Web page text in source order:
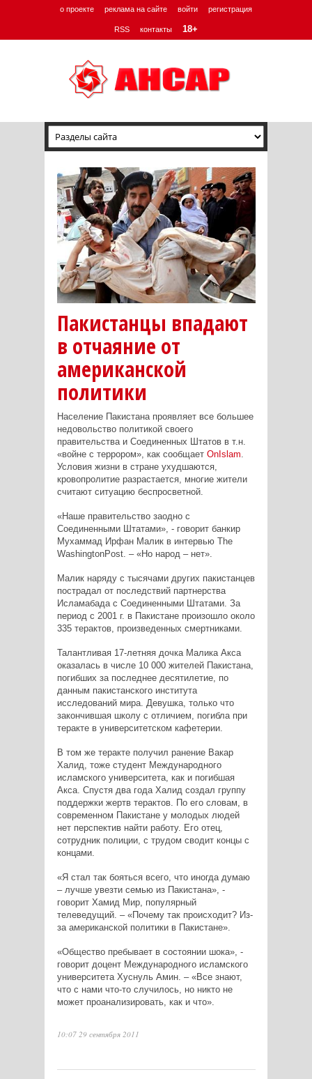
о проекте реклама на сайте войти регистрация
RSS контакты 18+
Пакистанцы впадают
в отчаяние от
американской
политики
Население Пакистана проявляет все большее
недовольство политикой своего
правительства и Соединенных Штатов в т.н.
«войне с террором», как сообщает OnIslam.
Условия жизни в стране ухудшаются,
кровопролитие разрастается, многие жители
считают ситуацию беспросветной.
«Наше правительство заодно с
Соединенными Штатами», - говорит банкир
Мухаммад Ирфан Малик в интервью The
WashingtonPost. – «Но народ – нет».
Малик наряду с тысячами других пакистанцев
пострадал от последствий партнерства
Исламабада с Соединенными Штатами. За
период с 2001 г. в Пакистане произошло около
335 терактов, произведенных смертниками.
Талантливая 17-летняя дочка Малика Акса
оказалась в числе 10 000 жителей Пакистана,
погибших за последнее десятилетие, по
данным пакистанского института
исследований мира. Девушка, только что
закончившая школу с отличием, погибла при
теракте в университетском кафетерии.
В том же теракте получил ранение Вакар
Халид, тоже студент Международного
исламского университета, как и погибшая
Акса. Спустя два года Халид создал группу
поддержки жертв терактов. По его словам, в
современном Пакистане у молодых людей
нет перспектив найти работу. Его отец,
сотрудник полиции, с трудом сводит концы с
концами.
«Я стал так бояться всего, что иногда думаю
– лучше увезти семью из Пакистана», -
говорит Хамид Мир, популярный
телеведущий. – «Почему так происходит? Из-
за американской политики в Пакистане».
«Общество пребывает в состоянии шока», -
говорит доцент Международного исламского
университета Хуснуль Амин. – «Все знают,
что с нами что-то случилось, но никто не
может проанализировать, как и что».
10:07 29 сентября 2011